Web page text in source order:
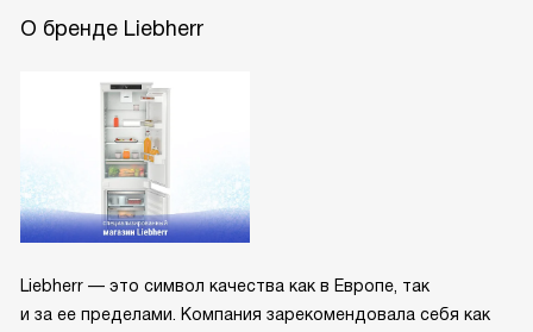
О бренде Liebherr
Liebherr — это символ качества как в Европе, так
и за ее пределами. Компания зарекомендовала себя как